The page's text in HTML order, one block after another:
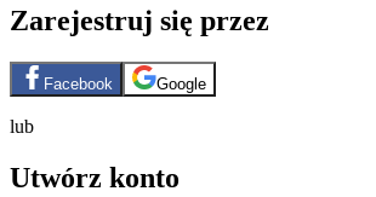
Zarejestruj się przez
Facebook Google
lub
Utwórz konto